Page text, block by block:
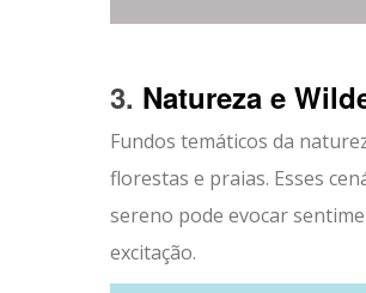
3. Natureza e
Fundos temáticos da
florestas e praias. Esses
sereno pode evocar
excitação.